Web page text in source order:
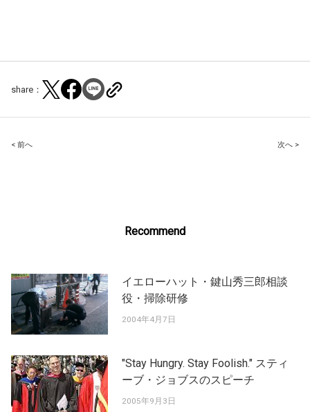
share：
Post
< 前へ 次へ >
Recommend
イエローハット・鍵山秀三郎相談
役・掃除研修
2004年4月7日
"Stay Hungry. Stay Foolish." スティ
ーブ・ジョブスのスピーチ
2005年9月3日